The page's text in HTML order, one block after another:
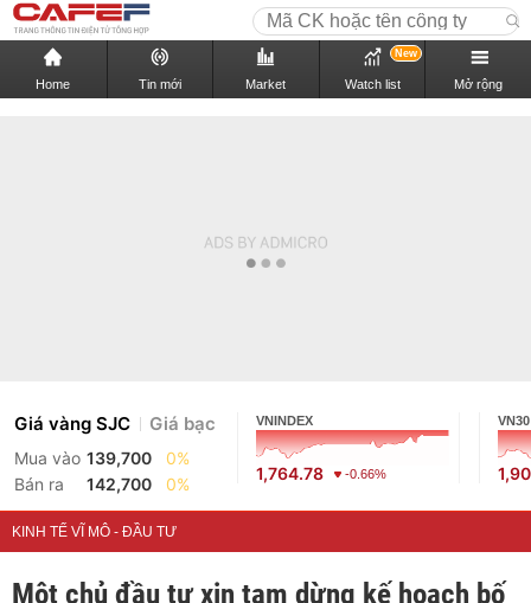
Home Tin mới Market Watch list
New
Mở rộng
Giá vàng SJC Giá bạc
Mua vào 139,700
0%
Bán ra
142,700 0%
VNINDEX
1,764.78 -0.66%
VN30
KINH TẾ VĨ MÔ - ĐẦU TƯ
Một chủ đầu tư xin tạm dừng kế hoạch bố